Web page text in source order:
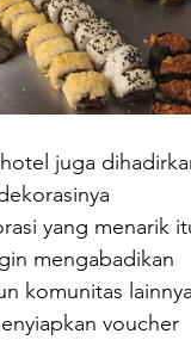
juga
yang menarik
mengabadikan
komunitas lainnya
voucher